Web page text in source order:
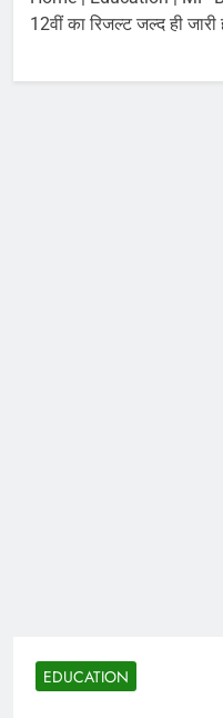
12वीं का रिजल्ट जल्द ही जारी
EDUCATION